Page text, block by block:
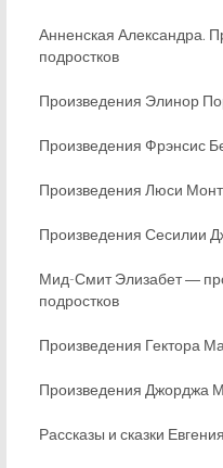
Анненская Александра.
подростков
Произведения Элинор
Произведения Фрэнсис
Произведения Люси
Произведения Сесилии
Мид-Смит Элизабет ―
подростков
Произведения Гектора
Произведения Джорджа
Рассказы и сказки